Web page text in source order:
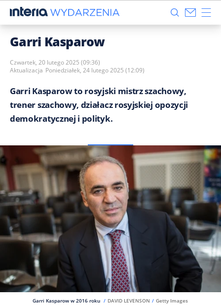
Garri Kasparow
Czwartek, 20 lutego 2025 (09:36)
Aktualizacja Poniedziałek, 24 lutego 2025 (12:09)
Garri Kasparow to rosyjski mistrz szachowy,
trener szachowy, działacz rosyjskiej opozycji
demokratycznej i polityk.
Garri Kasparow w 2016 roku / DAVID LEVENSON / Getty Images